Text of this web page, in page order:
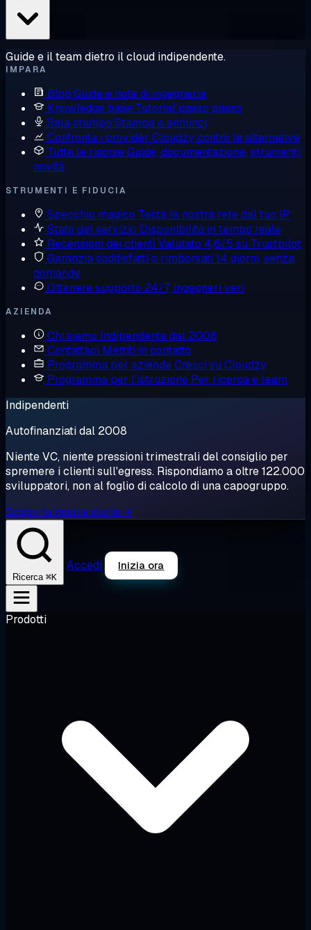
Guide e il team dietro il cloud indipendente.
IMPARA
Blog Guide e note di ingegneria
Knowledge base Tutorial passo passo
Sala stampaStampa e annunci
Confronta i provider Cloudzy contro le alternative
Tutte le risorseGuide, documentazione, strumenti,
novità
STRUMENTI E FIDUCIA
Specchio magico Testa la nostra rete dal tuo IP
Stato del servizio Disponibilità in tempo reale
Recensioni dei clienti Valutato 4,6/5 su Trustpilot
Garanzia soddisfatti o rimborsati 14 giorni, senza
domande
Ottenere supporto 24/7, ingegneri veri
AZIENDA
Chi siamo Indipendente dal 2008
Contattaci Mettiti in contatto
Programma per aziendeCresci su Cloudzy
Programma per l'istruzione Per ricerca e team
Indipendenti
Autofinanziati dal 2008
Niente VC, niente pressioni trimestrali del consiglio per
spremere i clienti sull'egress. Rispondiamo a oltre 122.000
sviluppatori, non al foglio di calcolo di una capogruppo.
Scopri la nostra storia →
Ricerca ⌘K
Accedi Inizia ora
Prodotti